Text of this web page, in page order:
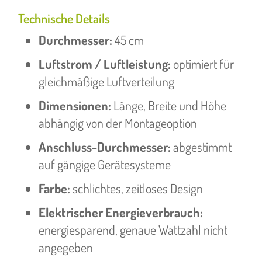
Technische Details
Durchmesser:45 cm
Luftstrom / Luftleistung: optimiert für
gleichmäßige Luftverteilung
Dimensionen: Länge, Breite und Höhe
abhängig von der Montageoption
Anschluss-Durchmesser:abgestimmt
auf gängige Gerätesysteme
Farbe:schlichtes, zeitloses Design
Elektrischer Energieverbrauch:
energiesparend, genaue Wattzahl nicht
angegeben